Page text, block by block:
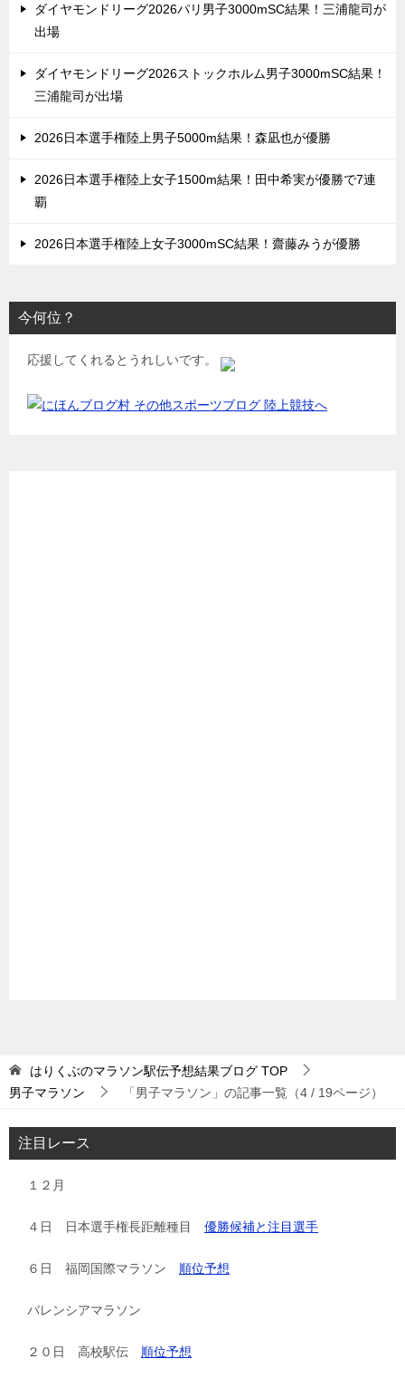
ダイヤモンドリーグ2026パリ男子3000mSC結果！三浦龍司が
出場
ダイヤモンドリーグ2026ストックホルム男子3000mSC結果！
三浦龍司が出場
2026日本選手権陸上男子5000m結果！森凪也が優勝
2026日本選手権陸上女子1500m結果！田中希実が優勝で7連
覇
2026日本選手権陸上女子3000mSC結果！齋藤みうが優勝
今何位？
応援してくれるとうれしいです。
はりくぶのマラソン駅伝予想結果ブログ TOP
男子マラソン
「男子マラソン」の記事一覧（4 / 19ページ）
注目レース
１２月
４日 日本選手権長距離種目 優勝候補と注目選手
６日 福岡国際マラソン 順位予想
バレンシアマラソン
２０日 高校駅伝 順位予想